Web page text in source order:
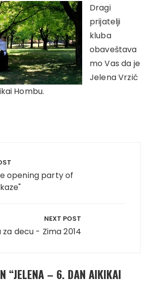
Dragi
prijatelji
kluba
obaveštava
mo Vas da je
Jelena Vrzić
Hombu.
opening party of
NEXT POST
decu - Zima 2014
“JELENA – 6. DAN AIKIKAI